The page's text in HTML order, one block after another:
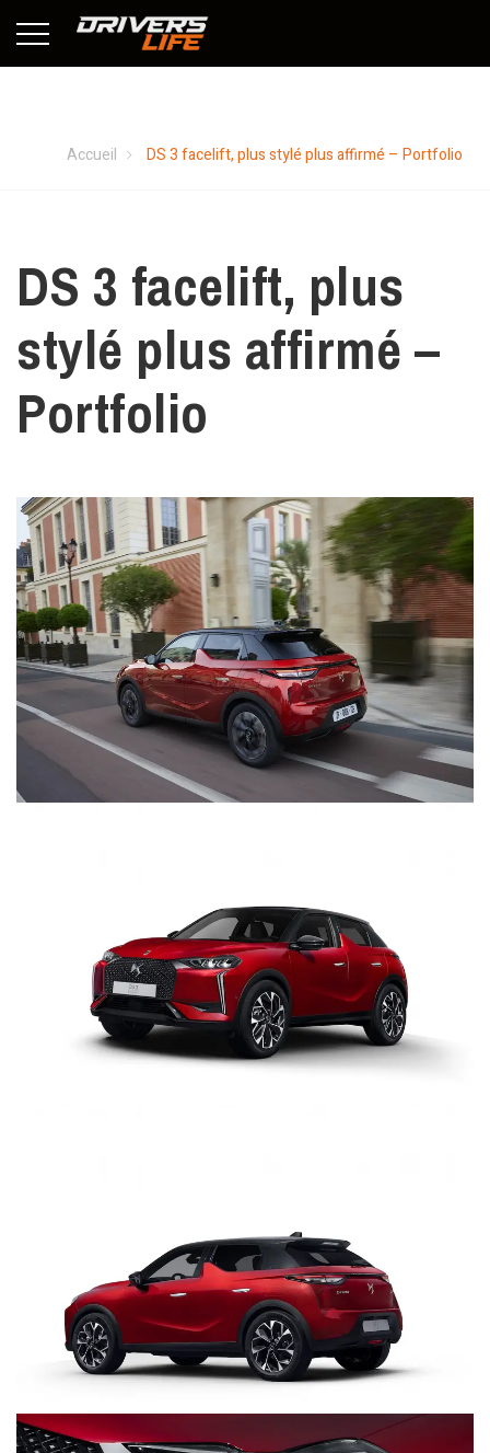
Accueil DS 3 facelift, plus stylé plus affirmé – Portfolio
DS 3 facelift, plus
stylé plus affirmé –
Portfolio